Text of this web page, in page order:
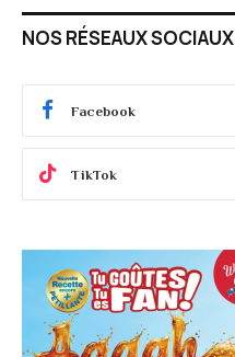
NOS RÉSEAUX SOCIAUX
Facebook
TikTok